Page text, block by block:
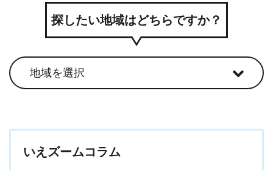
探したい地域はどちらですか？
いえズームコラム